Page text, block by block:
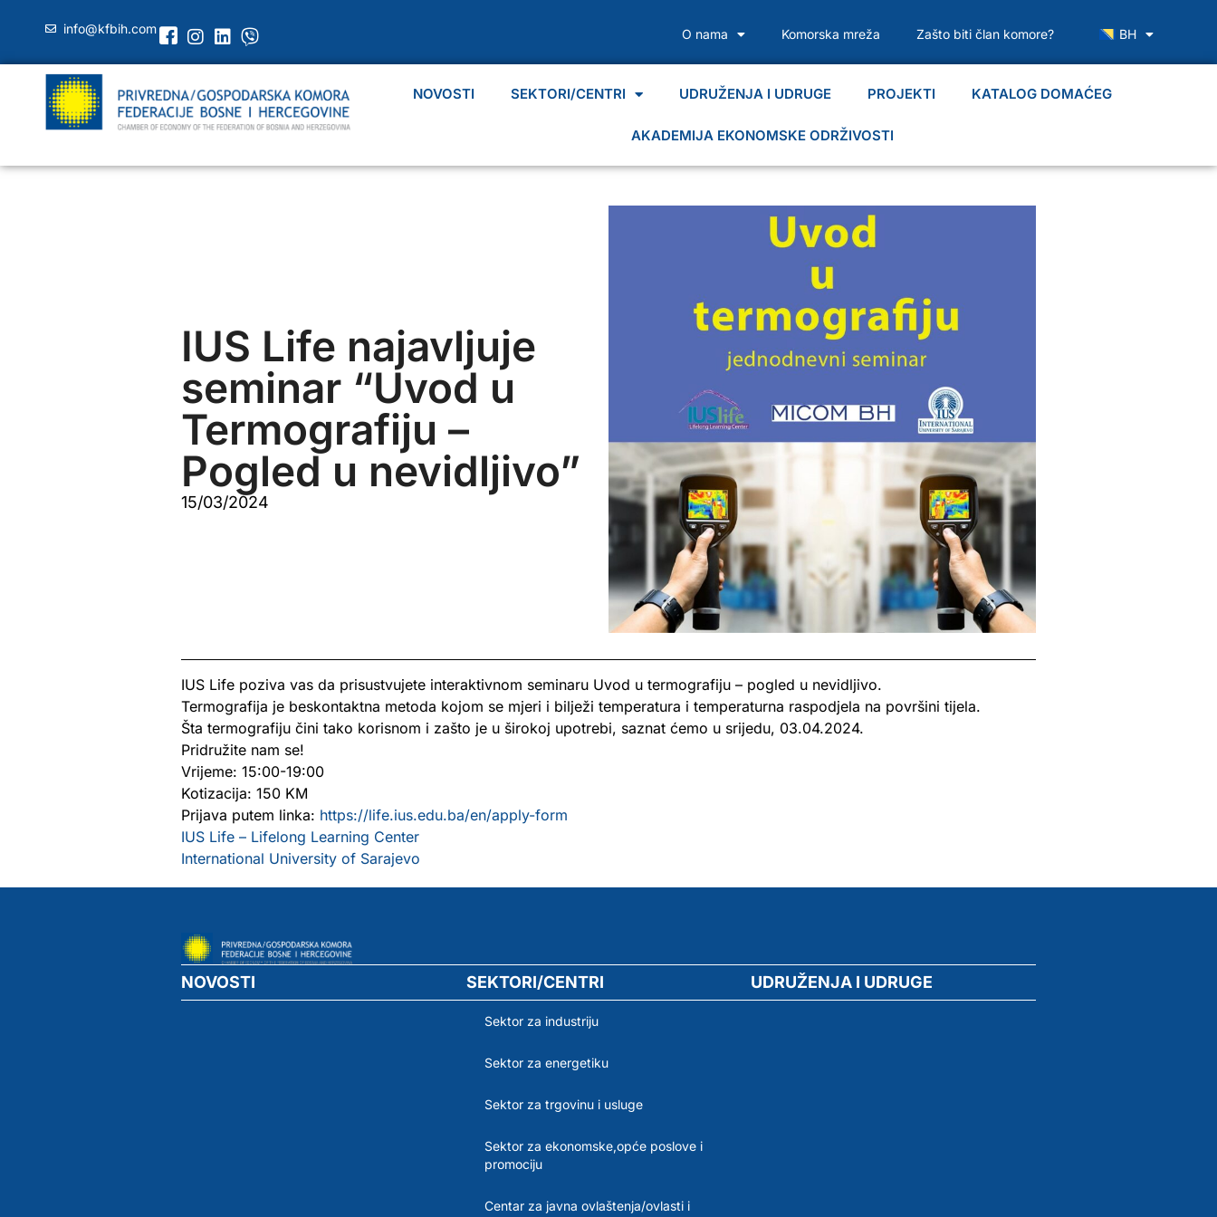
info@kfbih.com O nama Komorska mreža Zašto biti član komore? BH
NOVOSTI SEKTORI/CENTRI UDRUŽENJA I UDRUGE PROJEKTI KATALOG DOMAĆEG
AKADEMIJA EKONOMSKE ODRŽIVOSTI
IUS Life najavljuje
seminar “Uvod u
Termografiju –
Pogled u nevidljivo”
15/03/2024
IUS Life poziva vas da prisustvujete interaktivnom seminaru Uvod u termografiju – pogled u nevidljivo.
Termografija je beskontaktna metoda kojom se mjeri i bilježi temperatura i temperaturna raspodjela na površini tijela.
Šta termografiju čini tako korisnom i zašto je u širokoj upotrebi, saznat ćemo u srijedu, 03.04.2024.
Pridružite nam se!
Vrijeme: 15:00-19:00
Kotizacija: 150 KM
Prijava putem linka: https://life.ius.edu.ba/en/apply-form
IUS Life – Lifelong Learning Center
International University of Sarajevo
NOVOSTI SEKTORI/CENTRI
Sektor za industriju
Sektor za energetiku
Sektor za trgovinu i usluge
Sektor za ekonomske,opće poslove i
promociju
Centar za javna ovlaštenja/ovlasti i
UDRUŽENJA I UDRUGE